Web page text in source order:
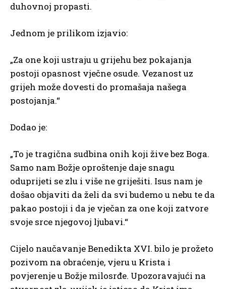
duhovnoj propasti.
Jednom je prilikom izjavio:
„Za one koji ustraju u grijehu bez pokajanja
postoji opasnost vječne osude. Vezanost uz
grijeh može dovesti do promašaja našega
postojanja.“
Dodao je:
„To je tragična sudbina onih koji žive bez Boga.
Samo nam Božje oproštenje daje snagu
oduprijeti se zlu i više ne griješiti. Isus nam je
došao objaviti da želi da svi budemo u nebu te da
pakao postoji i da je vječan za one koji zatvore
svoje srce njegovoj ljubavi.“
Cijelo naučavanje Benedikta XVI. bilo je prožeto
pozivom na obraćenje, vjeru u Krista i
povjerenje u Božje milosrđe. Upozoravajući na